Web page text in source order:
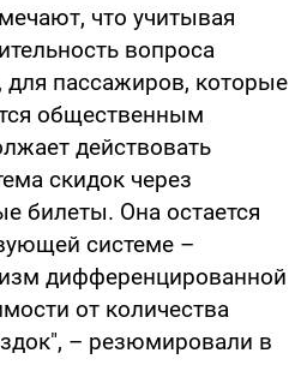
что учитывая
вопроса
для пассажиров, которые
общественным
действовать
скидок через
билеты. Она остается
системе –
дифференцированной
от количества
– резюмировали в